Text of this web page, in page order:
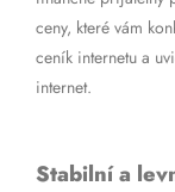
ceny, které vám
ceník internetu a
internet.
Stabilní a